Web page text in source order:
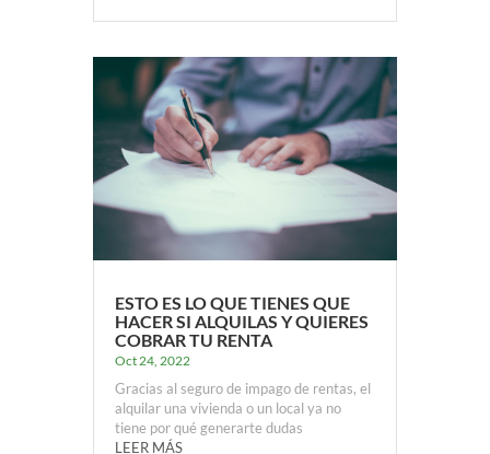
ESTO ES LO QUE TIENES QUE
HACER SI ALQUILAS Y QUIERES
COBRAR TU RENTA
Oct 24, 2022
Gracias al seguro de impago de rentas, el
alquilar una vivienda o un local ya no
tiene por qué generarte dudas
LEER MÁS